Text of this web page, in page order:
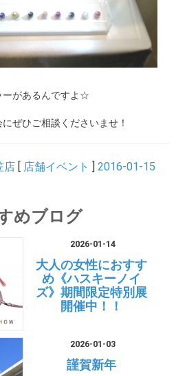
ーがあるんですよ☆
ぜひご相談くださいませ！
店 [ 店舗イベント ] 2016-01-15
めブログ
2026-01-14
大人の女性におすす
め《ハスキーノイ
ズ》期間限定特別展
開催中！！
2026-01-03
謹賀新年